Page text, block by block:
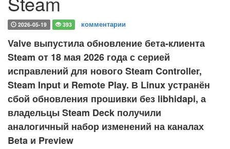
2026-05-19 393 комментарии
Valve выпустила обновление бета-клиента
Steam от 18 мая 2026 года с серией
исправлений для нового Steam Controller,
Steam Input и Remote Play. В Linux устранён
сбой обновления прошивки без libhidapi, а
владельцы Steam Deck получили
аналогичный набор изменений на каналах
Beta и Preview